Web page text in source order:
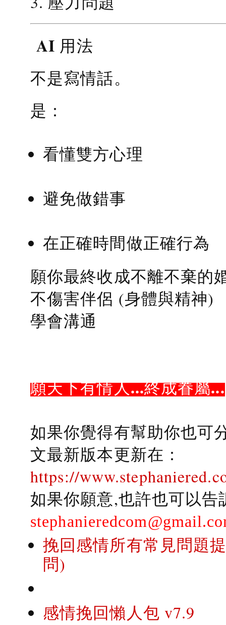
AI 用法
不是寫情話。
是：
看懂雙方心理
避免做錯事
在正確時間做正確行為
願你最終收成不離不棄的
不傷害伴侶 (身體與精神)
學會溝通
願天下有情人...終成眷屬...
如果你覺得有幫助你也可
文最新版本更新在：
https://
如果你願意,也許也可以
挽回感情所有常見問題
問)
感情挽回懶人包 v7.9